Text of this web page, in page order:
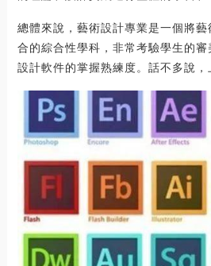
總體來說，藝術設計專業是一個將
合的綜合性學科，非常考驗學生的
設計軟件的掌握熟練度。話不多說，